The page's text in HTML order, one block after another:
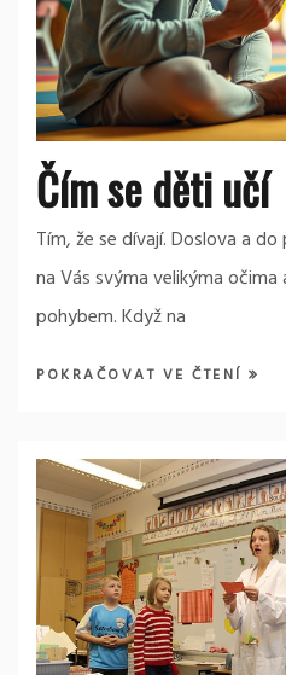
Čím se děti učí
Tím, že se dívají. Doslova a
na Vás svýma velikýma očima
pohybem. Když na
POKRAČOVAT VE ČTENÍ